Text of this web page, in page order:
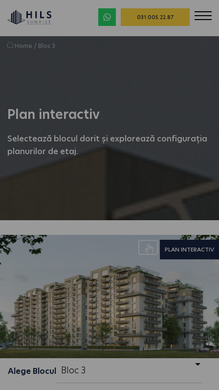
031.005.22.87
Home / Bloc 3
Plan interactiv
Selectează blocul dorit și explorează configurația
planurilor de etaj.
Alege Blocul Bloc 3
PLAN INTERACTIV